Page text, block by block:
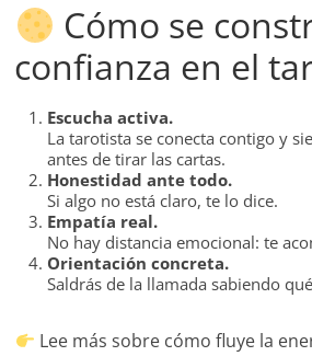
Cómo se
confianza en el
Escucha activa.
La tarotista se conecta contigo y
antes de tirar las cartas.
Honestidad ante todo.
Si algo no está claro, te lo dice.
Empatía real.
No hay distancia emocional: te
Orientación concreta.
Saldrás de la llamada sabiendo
Lee más sobre cómo fluye la